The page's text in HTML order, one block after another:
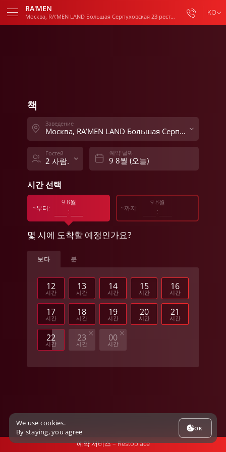
Пятницкая 45
Москва
RA’MEN LAND Большая Серпуховская
23 ресторан
Москва
Бауманская 56/17
Москва
RA’MEN LAND Большая Серпуховская
23 мастер-классы и комнаты
Москва
Цветной бульвар 21с7
Мясницкая 11
RA'MEN
Москва, RA’MEN LAND Большая Серпуховская 23 ресторан KO
예약 서비스 –Restoplace
책
Заведение
Москва, RA’MEN LAND Большая Серпуховская 23 ресторан
Гостей
2 사람.
예약 날짜
시간 선택
~부터:
9 8월
:
~까지:
9 8월
:
몇 시에 도착할 예정인가요?
보다 분
12
시간
13
시간
14
시간
15
시간
16
시간
17
시간
18
시간
19
시간
20
시간
21
시간
22
시간
23
시간
00
시간
We use cookies.
By staying, you agree
OK